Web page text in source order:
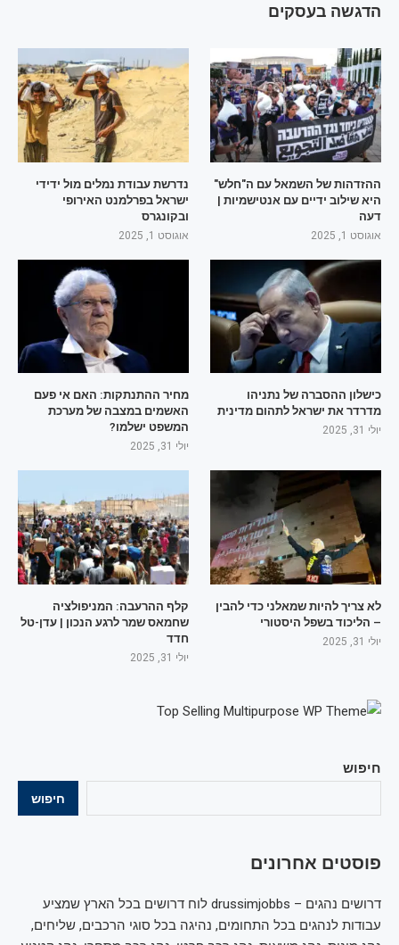
חיפוש
חיפוש
פוסטים אחרונים
דרושים נהגים – drussimjobbs לוח דרושים בכל הארץ שמציע
עבודות לנהגים בכל התחומים, נהיגה בכל סוגי הרכבים, שליחים,
הדגשה בעסקים
ההזדהות של השמאל עם ה"חלש"
היא שילוב ידיים עם אנטישמיות |
דעה
אוגוסט 1, 2025
נדרשת עבודת נמלים מול ידידי
ישראל בפרלמנט האירופי
ובקונגרס
אוגוסט 1, 2025
כישלון ההסברה של נתניהו
מדרדר את ישראל לתהום מדינית
יולי 31, 2025
מחיר ההתנתקות: האם אי פעם
האשמים במצבה של מערכת
המשפט ישלמו?
יולי 31, 2025
לא צריך להיות שמאלני כדי להבין
– הליכוד בשפל היסטורי
יולי 31, 2025
קלף ההרעבה: המניפולציה
שחמאס שמר לרגע הנכון | עדן-טל
חדד
יולי 31, 2025